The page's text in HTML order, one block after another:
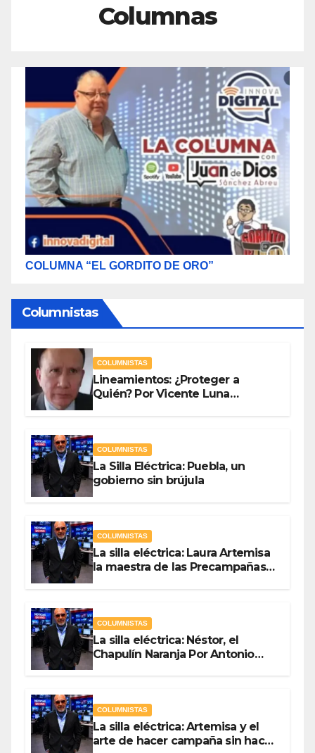
Columnas
COLUMNA “EL GORDITO DE ORO”
Columnistas
COLUMNISTAS
Lineamientos: ¿Proteger a
Quién? Por Vicente Luna
COLUMNISTAS
La Silla Eléctrica: Puebla, un
gobierno sin brújula
COLUMNISTAS
La silla eléctrica: Laura Artemisa
la maestra de las Precampañas
COLUMNISTAS
La silla eléctrica: Néstor, el
Chapulín Naranja Por Antonio
COLUMNISTAS
La silla eléctrica: Artemisa y el
arte de hacer campaña sin hacer